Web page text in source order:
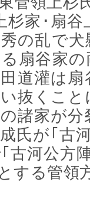
杉家･扇
の乱で
扇谷家
道灌は
抜くこ
諸家が
氏が｢古
古河公方
する管領